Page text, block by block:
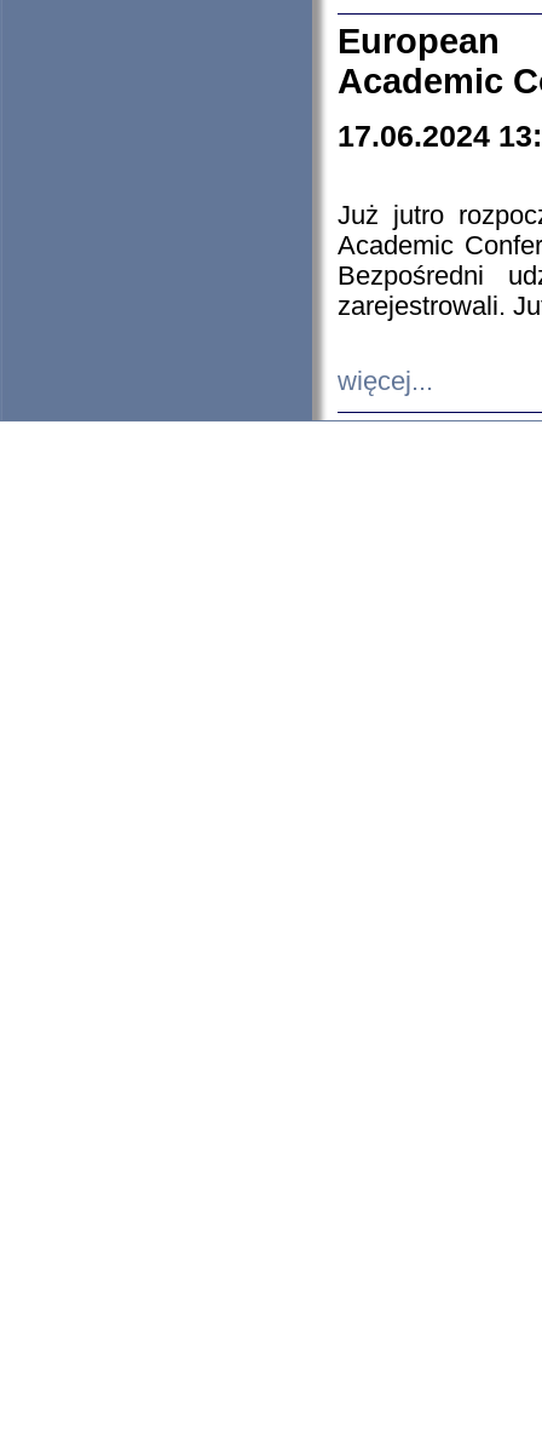
European
Academic
17.06.2024
Już jutro
Academic
Bezpośredni
zarejestrowali.
więcej...